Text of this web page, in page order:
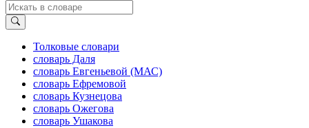
Толковые словари
словарь Даля
словарь Евгеньевой (МАС)
словарь Ефремовой
словарь Кузнецова
словарь Ожегова
словарь Ушакова